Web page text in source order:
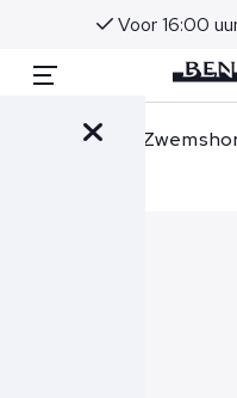
Voor 16:00
Parajumpers